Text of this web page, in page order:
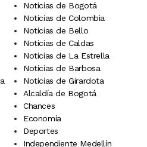
Noticias de Bogotá
Noticias de Colombia
Noticias de Bello
Noticias de Caldas
Noticias de La Estrella
Noticias de Barbosa
Noticias de Girardota
Alcaldía de Bogotá
Chances
Economía
Deportes
Independiente Medellín